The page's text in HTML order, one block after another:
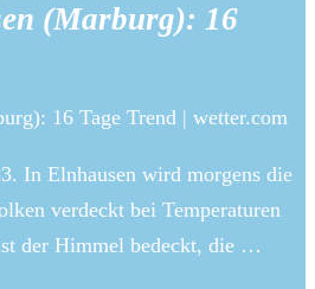
(Marburg): 16
16 Tage Trend | wetter.com
In Elnhausen wird morgens die
verdeckt bei Temperaturen
der Himmel bedeckt, die …